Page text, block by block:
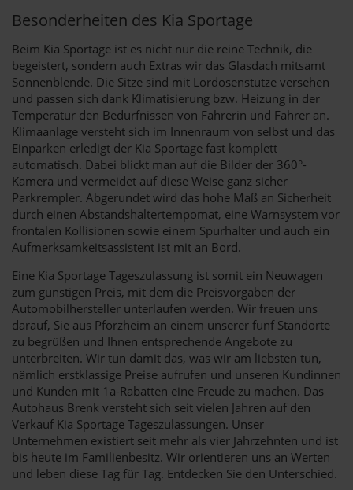
Besonderheiten des Kia Sportage
Beim Kia Sportage ist es nicht nur die reine Technik, die
begeistert, sondern auch Extras wir das Glasdach mitsamt
Sonnenblende. Die Sitze sind mit Lordosenstütze versehen
und passen sich dank Klimatisierung bzw. Heizung in der
Temperatur den Bedürfnissen von Fahrerin und Fahrer an.
Klimaanlage versteht sich im Innenraum von selbst und das
Einparken erledigt der Kia Sportage fast komplett
automatisch. Dabei blickt man auf die Bilder der 360°-
Kamera und vermeidet auf diese Weise ganz sicher
Parkrempler. Abgerundet wird das hohe Maß an Sicherheit
durch einen Abstandshaltertempomat, eine Warnsystem vor
frontalen Kollisionen sowie einem Spurhalter und auch ein
Aufmerksamkeitsassistent ist mit an Bord.
Eine Kia Sportage Tageszulassung ist somit ein Neuwagen
zum günstigen Preis, mit dem die Preisvorgaben der
Automobilhersteller unterlaufen werden. Wir freuen uns
darauf, Sie aus Pforzheim an einem unserer fünf Standorte
zu begrüßen und Ihnen entsprechende Angebote zu
unterbreiten. Wir tun damit das, was wir am liebsten tun,
nämlich erstklassige Preise aufrufen und unseren Kundinnen
und Kunden mit 1a-Rabatten eine Freude zu machen. Das
Autohaus Brenk versteht sich seit vielen Jahren auf den
Verkauf Kia Sportage Tageszulassungen. Unser
Unternehmen existiert seit mehr als vier Jahrzehnten und ist
bis heute im Familienbesitz. Wir orientieren uns an Werten
und leben diese Tag für Tag. Entdecken Sie den Unterschied.